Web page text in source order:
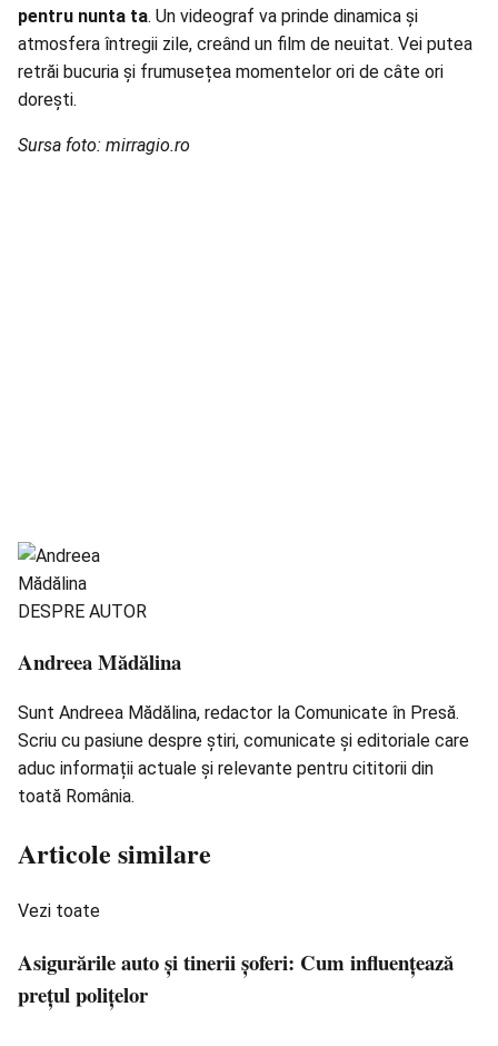
pentru nunta ta. Un videograf va prinde dinamica și
atmosfera întregii zile, creând un film de neuitat. Vei putea
retrăi bucuria și frumusețea momentelor ori de câte ori
dorești.
Sursa foto: mirragio.ro
DESPRE AUTOR
Andreea Mădălina
Sunt Andreea Mădălina, redactor la Comunicate în Presă.
Scriu cu pasiune despre știri, comunicate și editoriale care
aduc informații actuale și relevante pentru cititorii din
toată România.
Articole similare
Vezi toate
Asigurările auto și tinerii șoferi: Cum influențează
prețul polițelor